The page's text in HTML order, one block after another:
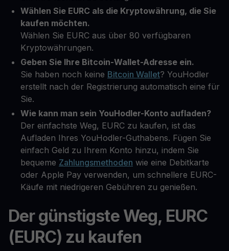
Wählen Sie EURC als die Kryptowährung, die Sie
kaufen möchten.
Wählen Sie EURC aus über 80 verfügbaren
Kryptowährungen.
Geben Sie Ihre Bitcoin-Wallet-Adresse ein.
Sie haben noch keine Bitcoin Wallet? YouHodler
erstellt nach der Registrierung automatisch eine für
Sie.
Wie kann man sein YouHodler-Konto aufladen?
Der einfachste Weg, EURC zu kaufen, ist das
Aufladen Ihres YouHodler-Guthabens. Fügen Sie
einfach Geld zu Ihrem Konto hinzu, indem Sie
bequeme Zahlungsmethoden wie eine Debitkarte
oder Apple Pay verwenden, um schnellere EURC-
Käufe mit niedrigeren Gebühren zu genießen.
Der günstigste Weg, EURC
(EURC) zu kaufen